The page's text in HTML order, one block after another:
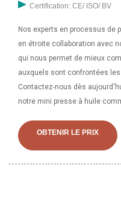
Certification: CE/ ISO/ BV
Nos experts en processus de
en étroite collaboration avec
qui nous permet de mieux
auxquels sont confrontées
Contactez-nous dès
notre mini presse à huile
huile commerciale ne peut
un petit espace de 400 pieds
OBTENIR LE PRIX